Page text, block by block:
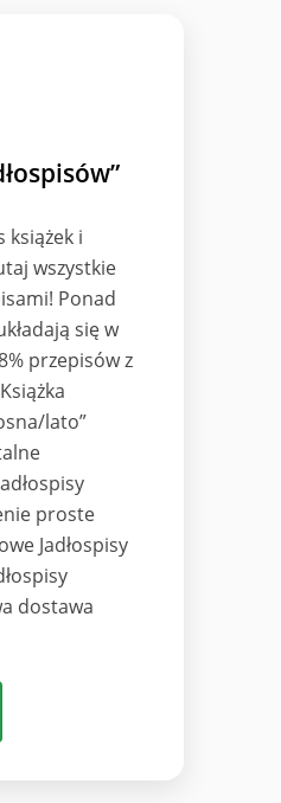
książek i
wszystkie
Ponad
się w
przepisów z
lato”
proste
Jadłospisy
dostawa